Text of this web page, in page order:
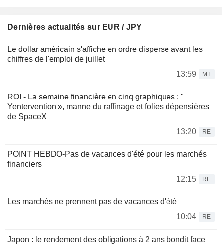
Dernières actualités sur EUR / JPY
Le dollar américain s'affiche en ordre dispersé avant les
chiffres de l'emploi de juillet
13:59
MT
ROI - La semaine financière en cinq graphiques : "
Yentervention », manne du raffinage et folies dépensières
de SpaceX
13:20
RE
POINT HEBDO-Pas de vacances d'été pour les marchés
financiers
12:15
RE
Les marchés ne prennent pas de vacances d'été
10:04
RE
Japon : le rendement des obligations à 2 ans bondit face